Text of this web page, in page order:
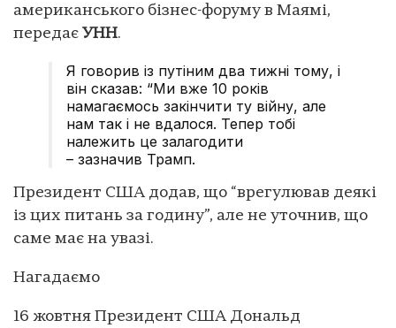
американського бізнес-форуму в Маямі,
передає УНН.
Я говорив із путіним два тижні тому, і
він сказав: “Ми вже 10 років
намагаємось закінчити ту війну, але
нам так і не вдалося. Тепер тобі
належить це залагодити
– зазначив Трамп.
Президент США додав, що “врегулював деякі
із цих питань за годину”, але не уточнив, що
саме має на увазі.
Нагадаємо
16 жовтня Президент США Дональд